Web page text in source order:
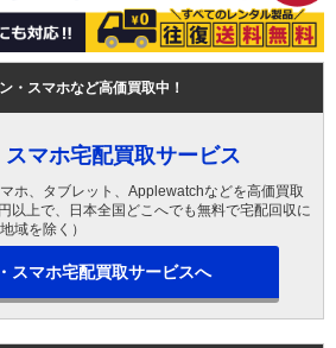
・スマホなど高価買取中！
マホ宅配買取サービス
ホ、タブレット、Applewatchなどを高価買取
以上で、日本全国どこへでも無料で宅配回収に
域を除く）
スマホ宅配買取サービスへ